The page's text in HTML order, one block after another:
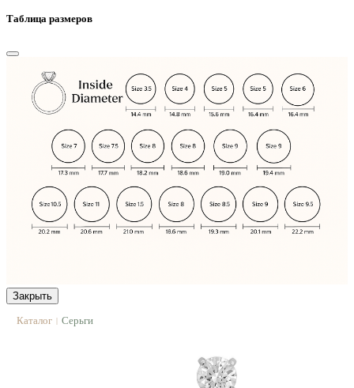
Таблица размеров
Закрыть
Каталог | Серьги